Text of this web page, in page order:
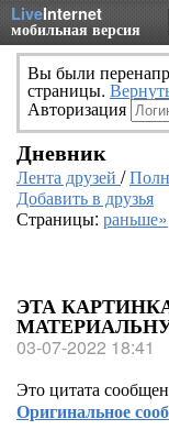
LiveInternet
мобильная версия
Вы были
страницы.
Авторизация
Дневник
Лента друзей /
Добавить в друзья
Страницы: раньше»
ЭТА
03-07-2022 18:41
Это цитата
Оригинальное